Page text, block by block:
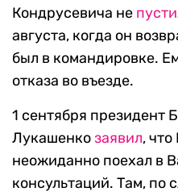
Кондрусевича не
августа, когда он
был в командировке.
отказа во въезде.
1 сентября президент
Лукашенкозаявил,
неожиданно поехал в
консультаций. Там, по